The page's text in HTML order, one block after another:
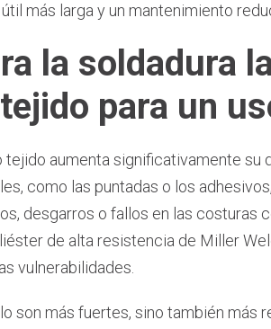
más larga y un mantenimiento
la soldadura
para un
tejido aumenta significativamente
como las puntadas o los
desgarros o fallos en las costuras
de alta resistencia de Miller
vulnerabilidades.
son más fuertes, sino también